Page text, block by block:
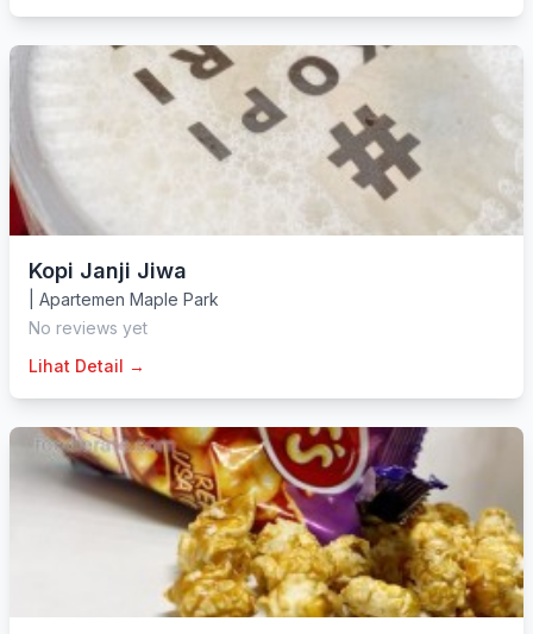
Kopi Janji Jiwa
Apartemen Maple Park
No reviews yet
Lihat Detail →